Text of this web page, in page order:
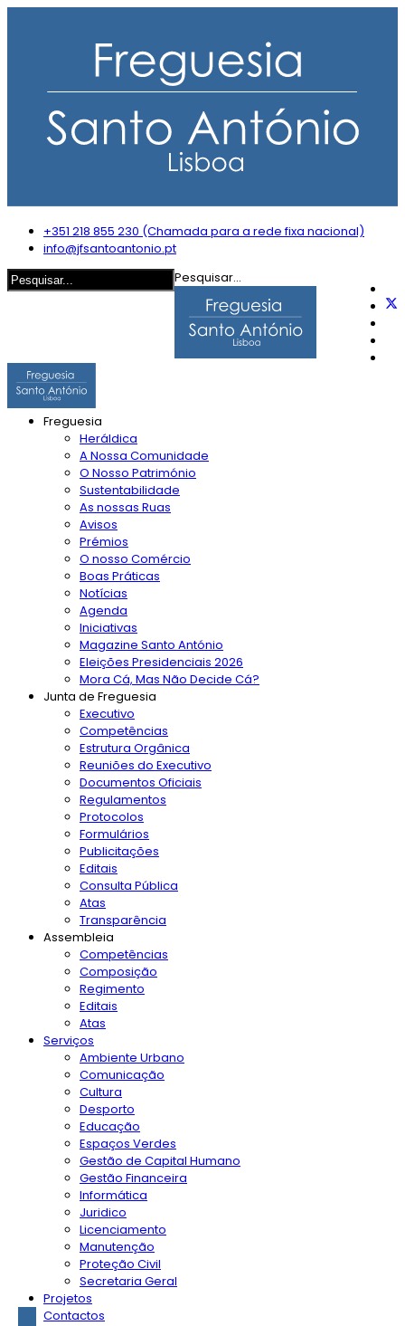
+351 218 855 230 (Chamada para a rede fixa nacional)
info@jfsantoantonio.pt
Pesquisar...
Freguesia
Heráldica
A Nossa Comunidade
O Nosso Património
Sustentabilidade
As nossas Ruas
Avisos
Prémios
O nosso Comércio
Boas Práticas
Notícias
Agenda
Iniciativas
Magazine Santo António
Eleições Presidenciais 2026
Mora Cá, Mas Não Decide Cá?
Junta de Freguesia
Executivo
Competências
Estrutura Orgânica
Reuniões do Executivo
Documentos Oficiais
Regulamentos
Protocolos
Formulários
Publicitações
Editais
Consulta Pública
Atas
Transparência
Assembleia
Competências
Composição
Regimento
Editais
Atas
Serviços
Ambiente Urbano
Comunicação
Cultura
Desporto
Educação
Espaços Verdes
Gestão de Capital Humano
Gestão Financeira
Informática
Juridico
Licenciamento
Manutenção
Proteção Civil
Secretaria Geral
Projetos
Contactos